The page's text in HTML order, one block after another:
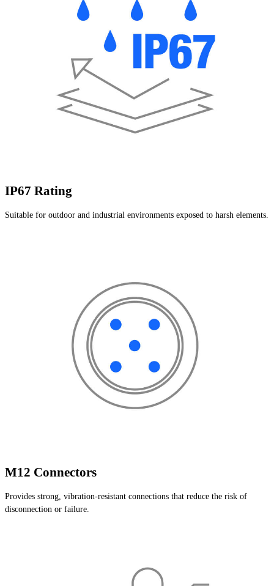
IP67 Rating
Suitable for outdoor and industrial environments exposed to harsh elements.
M12 Connectors
Provides strong, vibration-resistant connections that reduce the risk of
disconnection or failure.